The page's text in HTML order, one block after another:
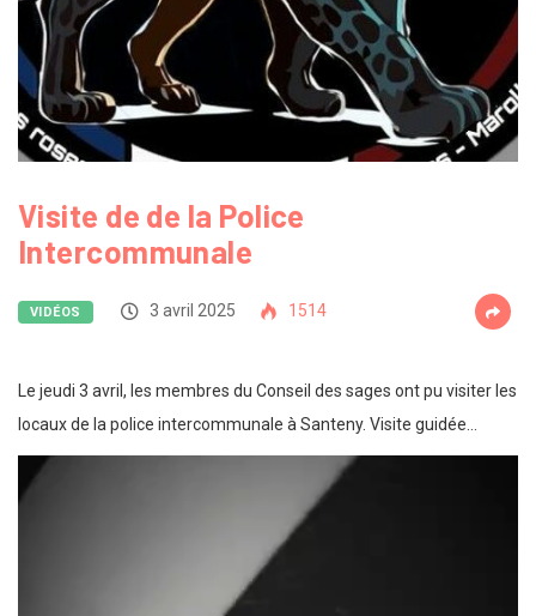
Visite de de la Police
Intercommunale
VIDÉOS 3 avril 2025 1514
Le jeudi 3 avril, les membres du Conseil des sages ont pu visiter les
locaux de la police intercommunale à Santeny. Visite guidée…